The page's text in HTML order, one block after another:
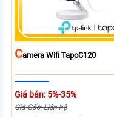
CAmera Wifi TapoC120
Giá bán: 5%-35%
Giá Gốc: Liên hệ